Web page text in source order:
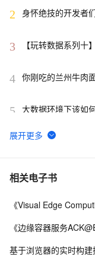
2 身怀绝技的开发者
3
【玩转数据系列
4 你刚吃的兰州牛肉
5 大数据环境下该如
6 odps是什么?
7 数据仓库介绍与实
8 DataV接入
相关电子书
《Visual Edge
《边缘容器服务
基于浏览器的实时构